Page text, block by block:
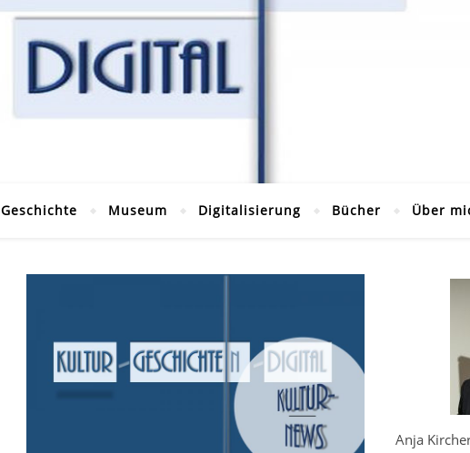
Geschichte Museum Digitalisierung Bücher Über
Anja